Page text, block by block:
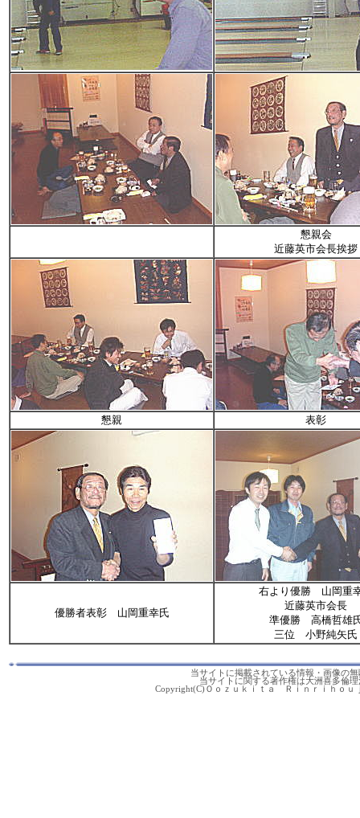
懇親会
近藤英市会長挨拶
懇親 表彰
優勝者表彰 山岡重幸氏
右より優勝 山岡重
近藤英市会長
準優勝 高橋哲雄
三位 小野純矢氏
当サイトに掲載されている情報・画像の
当サイトに関する著作権は大洲喜多倫
Copyright(C)Ｏｏｚｕｋｉｔａ Ｒｉｎｒｉｈｏｕ